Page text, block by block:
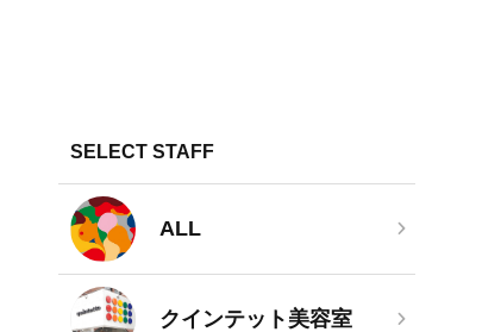
SELECT STAFF
ALL
クインテット美容室